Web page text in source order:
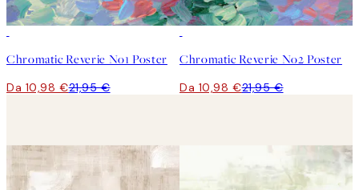
Chromatic Reverie No1 Poster
Da 10,98 €21,95 €
Chromatic Reverie No2 Poster
Da 10,98 €21,95 €